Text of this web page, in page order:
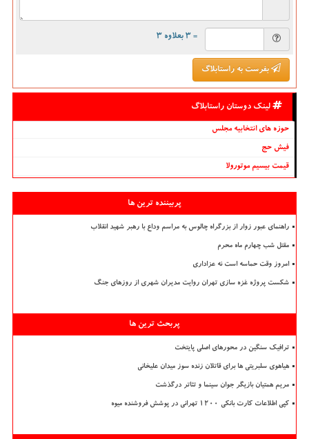
= ۳ بعلاوه ۳
بفرست به راستابلاگ
لینک دوستان راستابلاگ
حوزه های انتخابیه مجلس
فیش حج
قیمت بیسیم موتورولا
پربیننده ترین ها
راهنمای عبور زوار از بزرگراه چالوس به مراسم وداع با رهبر شهید انقلاب
مقتل شب چهارم ماه محرم
امروز وقت حماسه است نه عزاداری
شکست پروژه غزه سازی تهران روایت مدیران شهری از روزهای جنگ
پربحث ترین ها
ترافیک سنگین در محورهای اصلی پایتخت
هیاهوی سلبریتی ها برای قاتلان زنده سوز میدان علیخانی
مریم همتیان بازیگر جوان سینما و تئاتر درگذشت
کپی اطلاعات کارت بانکی ۱۲۰۰ تهرانی در پوشش فروشنده میوه